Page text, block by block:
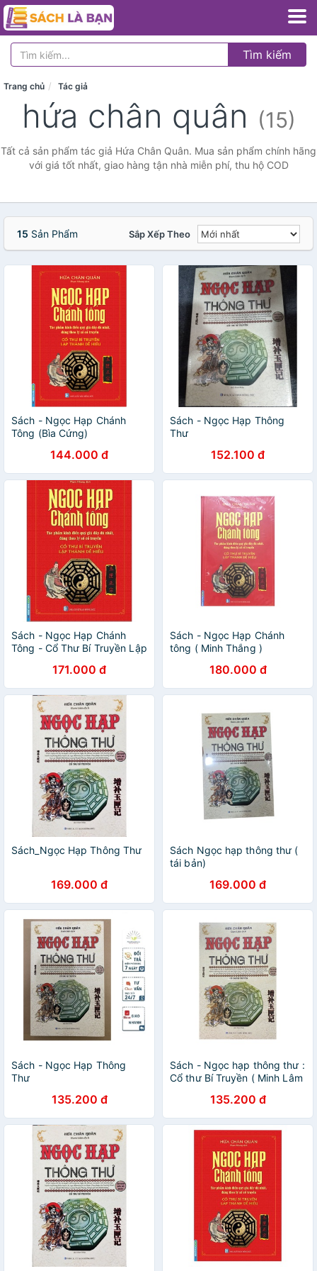
Tìm kiếm
Trang chủ Tác giả
hứa chân quân (15)
Tất cả sản phẩm tác giả Hứa Chân Quân. Mua sản phẩm chính hãng
với giá tốt nhất, giao hàng tận nhà miễn phí, thu hộ COD
15 Sản Phẩm Sắp Xếp Theo
Sách - Ngọc Hạp Chánh
Tông (Bìa Cứng)
144.000 đ
Sách - Ngọc Hạp Thông
Thư
152.100 đ
Sách - Ngọc Hạp Chánh
Tông - Cổ Thư Bí Truyền Lập
Chân Quân171.000 đ
Sách - Ngọc Hạp Chánh
tông ( Minh Thắng )
180.000 đ
Sách_Ngọc Hạp Thông Thư
169.000 đ
Sách Ngọc hạp thông thư (
tái bản)
169.000 đ
Sách - Ngọc Hạp Thông
Thư
135.200 đ
Sách - Ngọc hạp thông thư :
Cổ thư Bí Truyền ( Minh Lâm
135.200 đ